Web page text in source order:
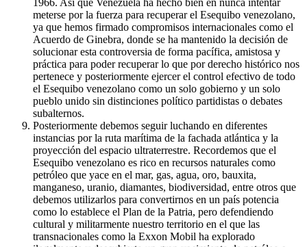
meterse por la fuerza para recuperar el Esequibo venezolano,
ya que hemos firmado compromisos internacionales como el
Acuerdo de Ginebra, donde se ha mantenido la decisión de
solucionar esta controversia de forma pacífica, amistosa y
práctica para poder recuperar lo que por derecho histórico nos
pertenece y posteriormente ejercer el control efectivo de todo
el Esequibo venezolano como un solo gobierno y un solo
pueblo unido sin distinciones político partidistas o debates
subalternos.
Posteriormente debemos seguir luchando en diferentes
instancias por la ruta marítima de la fachada atlántica y la
proyección del espacio ultraterrestre. Recordemos que el
Esequibo venezolano es rico en recursos naturales como
petróleo que yace en el mar, gas, agua, oro, bauxita,
manganeso, uranio, diamantes, biodiversidad, entre otros que
debemos utilizarlos para convertirnos en un país potencia
como lo establece el Plan de la Patria, pero defendiendo
cultural y militarmente nuestro territorio en el que las
transnacionales como la Exxon Mobil ha explorado